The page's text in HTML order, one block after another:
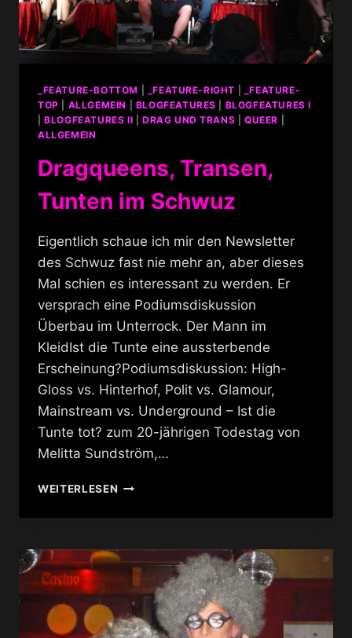
_FEATURE-BOTTOM _FEATURE-RIGHT
_FEATURE-
TOP
ALLGEMEIN BLOGFEATURES
BLOGFEATURES I
|BLOGFEATURES II DRAG UND TRANS |QUEER
ALLGEMEIN
Dragqueens, Transen,
Tunten im Schwuz
Eigentlich schaue ich mir den Newsletter
des Schwuz fast nie mehr an, aber dieses
Mal schien es interessant zu werden. Er
versprach eine Podiumsdiskussion
Überbau im Unterrock. Der Mann im
KleidIst die Tunte eine aussterbende
Erscheinung?Podiumsdiskussion: High-
Gloss vs. Hinterhof, Polit vs. Glamour,
Mainstream vs. Underground – Ist die
Tunte tot? zum 20-jährigen Todestag von
Melitta Sundström,…
WEITERLESENDRAGQUEENS,
TUNTEN
SCHWUZ